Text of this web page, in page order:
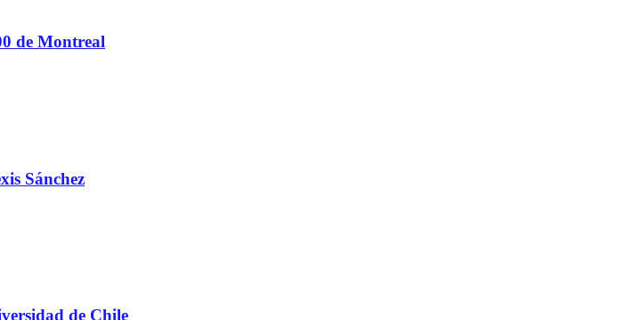
de Montreal
Sánchez
de Chile